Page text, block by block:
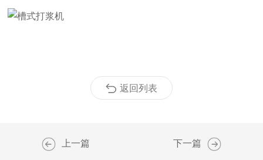
返回列表
上一篇 下一篇